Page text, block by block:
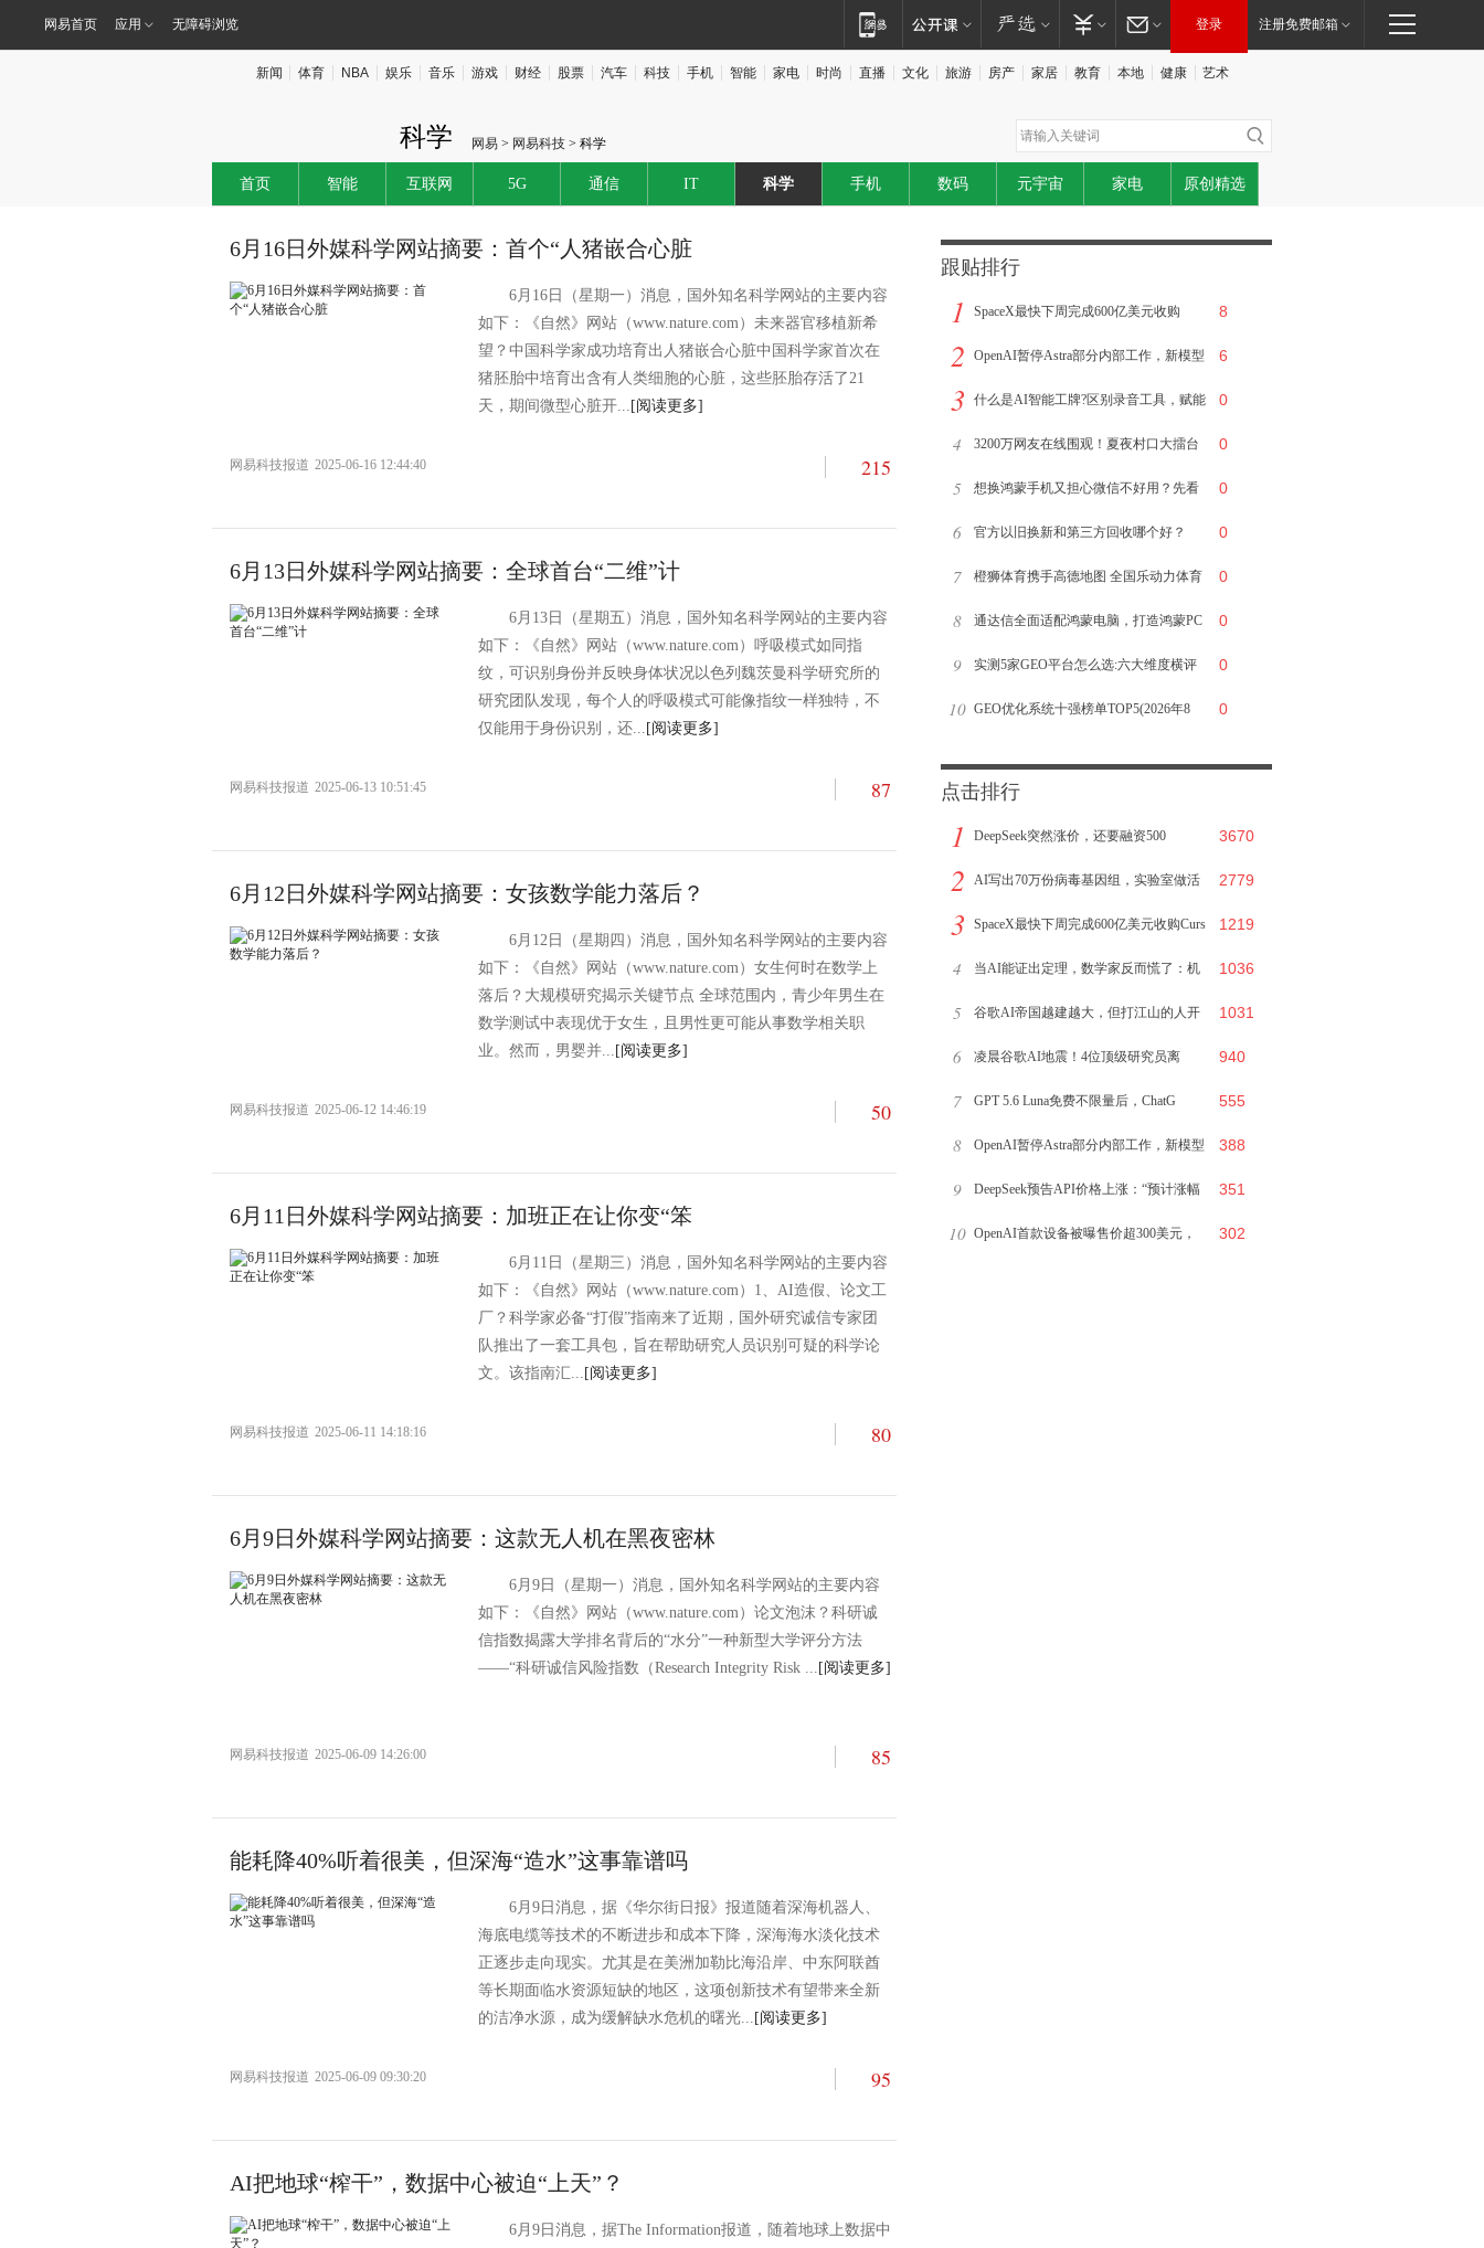
网易首页 应用 无障碍浏览 登录 注册免费邮箱
新闻 体育 NBA 娱乐 音乐 游戏 财经 股票 汽车 科技 手机 智能 家电 时尚 直播 文化 旅游 房产 家居 教育 本地 健康 艺术
科学 网易 > 网易科技 > 科学
首页 智能 互联网 5G 通信 IT 科学 手机 数码 元宇宙 家电 原创精选
6月16日外媒科学网站摘要：首个“人猪嵌合心脏
6月16日（星期一）消息，国外知名科学网站的主要内容
如下：《自然》网站（www.nature.com）未来器官移植新希
望？中国科学家成功培育出人猪嵌合心脏中国科学家首次在
猪胚胎中培育出含有人类细胞的心脏，这些胚胎存活了21
天，期间微型心脏开... [阅读更多]
215
网易科技报道 2025-06-16 12:44:40
6月13日外媒科学网站摘要：全球首台“二维”计
6月13日（星期五）消息，国外知名科学网站的主要内容
如下：《自然》网站（www.nature.com）呼吸模式如同指
纹，可识别身份并反映身体状况以色列魏茨曼科学研究所的
研究团队发现，每个人的呼吸模式可能像指纹一样独特，不
仅能用于身份识别，还... [阅读更多]
87
网易科技报道 2025-06-13 10:51:45
6月12日外媒科学网站摘要：女孩数学能力落后？
6月12日（星期四）消息，国外知名科学网站的主要内容
如下：《自然》网站（www.nature.com）女生何时在数学上
落后？大规模研究揭示关键节点 全球范围内，青少年男生在
数学测试中表现优于女生，且男性更可能从事数学相关职
业。然而，男婴并... [阅读更多]
50
网易科技报道 2025-06-12 14:46:19
6月11日外媒科学网站摘要：加班正在让你变“笨
6月11日（星期三）消息，国外知名科学网站的主要内容
如下：《自然》网站（www.nature.com）1、AI造假、论文工
厂？科学家必备“打假”指南来了近期，国外研究诚信专家团
队推出了一套工具包，旨在帮助研究人员识别可疑的科学论
文。该指南汇... [阅读更多]
80
网易科技报道 2025-06-11 14:18:16
6月9日外媒科学网站摘要：这款无人机在黑夜密林
6月9日（星期一）消息，国外知名科学网站的主要内容
如下：《自然》网站（www.nature.com）论文泡沫？科研诚
信指数揭露大学排名背后的“水分”一种新型大学评分方法
——“科研诚信风险指数（Research Integrity Risk ... [阅读更多]
85
网易科技报道 2025-06-09 14:26:00
能耗降40%听着很美，但深海“造水”这事靠谱吗
6月9日消息，据《华尔街日报》报道随着深海机器人、
海底电缆等技术的不断进步和成本下降，深海海水淡化技术
正逐步走向现实。尤其是在美洲加勒比海沿岸、中东阿联酋
等长期面临水资源短缺的地区，这项创新技术有望带来全新
的洁净水源，成为缓解缺水危机的曙光... [阅读更多]
95
网易科技报道 2025-06-09 09:30:20
AI把地球“榨干”，数据中心被迫“上天”？
6月9日消息，据The Information报道，随着地球上数据中
跟贴排行
1 SpaceX最快下周完成600亿美元收购
Cursor
8
2 OpenAI暂停Astra部分内部工作，新模型
可能触及“关键级”网络攻击门槛
6
3 什么是AI智能工牌?区别录音工具，赋能
销售业务落地选型方案
0
4 3200万网友在线围观！夏夜村口大擂台
见证乡村文娱全新活力
0
5 想换鸿蒙手机又担心微信不好用？先看
完关于鸿蒙版微信的十大真相
0
6 官方以旧换新和第三方回收哪个好？ 0
7 橙狮体育携手高德地图 全国乐动力体育
中心一键可达
0
8 通达信全面适配鸿蒙电脑，打造鸿蒙PC
专业投研标杆
0
9 实测5家GEO平台怎么选:六大维度横评
帮你选对不踩坑
0
10 GEO优化系统十强榜单TOP5(2026年8 0
点击排行
1 DeepSeek突然涨价，还要融资500
亿：“只
3670
2 AI写出70万份病毒基因组，实验室做活
了16个
2779
3 SpaceX最快下周完成600亿美元收购Curs 1219
4 当AI能证出定理，数学家反而慌了：机
器给出答案，
1036
5 谷歌AI帝国越建越大，但打江山的人开
始集体离开
1031
6 凌晨谷歌AI地震！4位顶级研究员离
职，哈萨比斯退
940
7 GPT 5.6 Luna免费不限量后，ChatG 555
8 OpenAI暂停Astra部分内部工作，新模型
可
388
9 DeepSeek预告API价格上涨：“预计涨幅
较
351
10 OpenAI首款设备被曝售价超300美元， 302